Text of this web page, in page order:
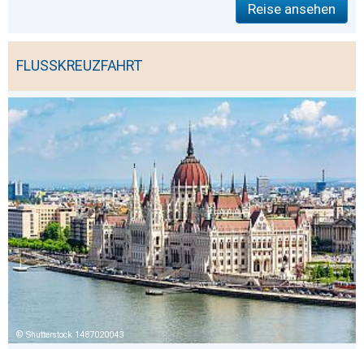
Reise ansehen
FLUSSKREUZFAHRT
Shutterstock 1487020043